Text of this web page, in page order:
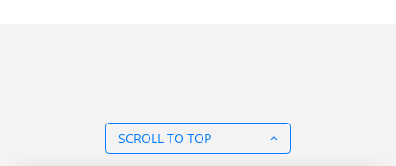
SCROLL TO TOP